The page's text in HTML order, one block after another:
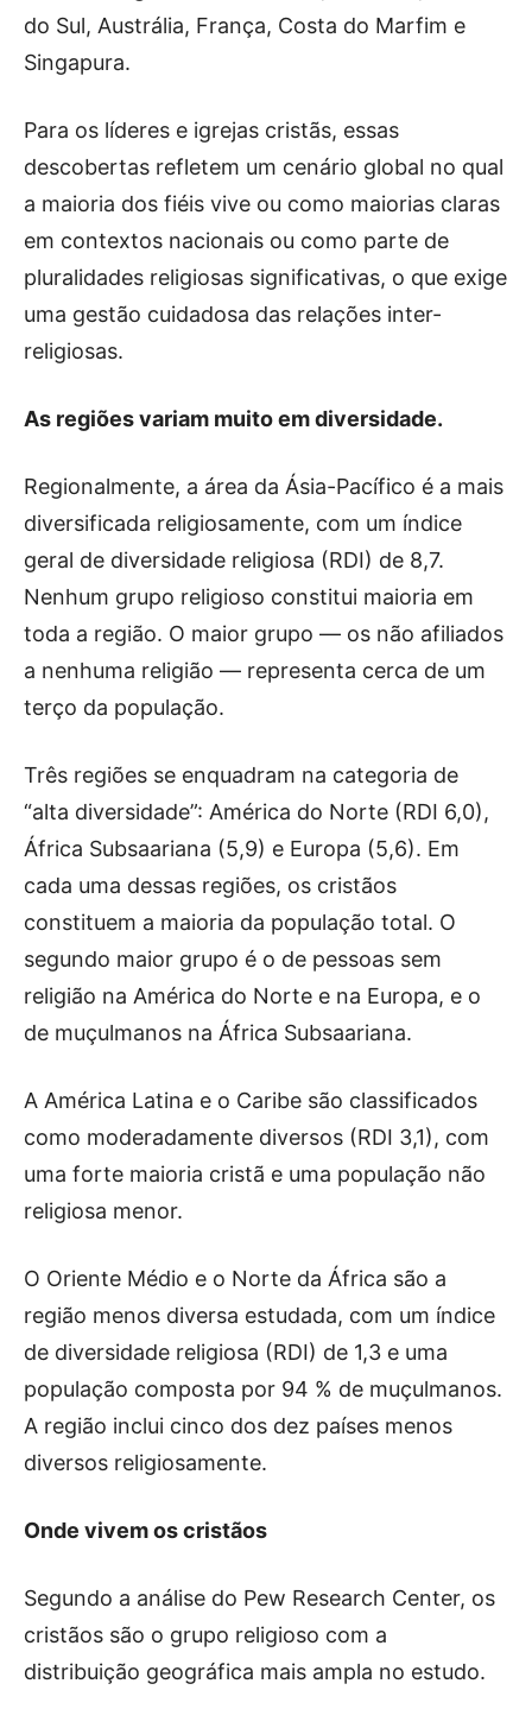
do Sul, Austrália, França, Costa do Marfim e
Singapura.
Para os líderes e igrejas cristãs, essas
descobertas refletem um cenário global no qual
a maioria dos fiéis vive ou como maiorias claras
em contextos nacionais ou como parte de
pluralidades religiosas significativas, o que exige
uma gestão cuidadosa das relações inter-
religiosas.
As regiões variam muito em diversidade.
Regionalmente, a área da Ásia-Pacífico é a mais
diversificada religiosamente, com um índice
geral de diversidade religiosa (RDI) de 8,7.
Nenhum grupo religioso constitui maioria em
toda a região. O maior grupo — os não afiliados
a nenhuma religião — representa cerca de um
terço da população.
Três regiões se enquadram na categoria de
“alta diversidade”: América do Norte (RDI 6,0),
África Subsaariana (5,9) e Europa (5,6). Em
cada uma dessas regiões, os cristãos
constituem a maioria da população total. O
segundo maior grupo é o de pessoas sem
religião na América do Norte e na Europa, e o
de muçulmanos na África Subsaariana.
A América Latina e o Caribe são classificados
como moderadamente diversos (RDI 3,1), com
uma forte maioria cristã e uma população não
religiosa menor.
O Oriente Médio e o Norte da África são a
região menos diversa estudada, com um índice
de diversidade religiosa (RDI) de 1,3 e uma
população composta por 94 % de muçulmanos.
A região inclui cinco dos dez países menos
diversos religiosamente.
Onde vivem os cristãos
Segundo a análise do Pew Research Center, os
cristãos são o grupo religioso com a
distribuição geográfica mais ampla no estudo.